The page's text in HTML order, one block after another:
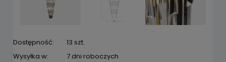
Dostępność:
13 szt.
Wysyłka w:
7 dni roboczych